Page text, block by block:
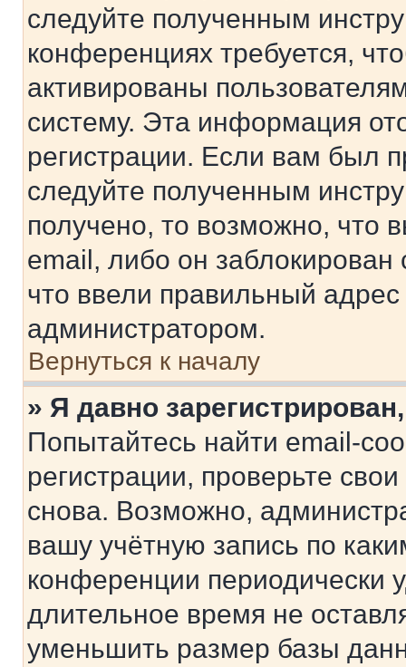
следуйте полученным
конференциях требуется,
активированы
систему. Эта информация
регистрации. Если вам был
следуйте полученным
получено, то возможно, что
email, либо он
что ввели правильный адрес
администратором.
Вернуться к началу
» Я давно
Попытайтесь найти email-
регистрации, проверьте
снова. Возможно,
вашу учётную запись по
конференции периодически
длительное время не
уменьшить размер базы